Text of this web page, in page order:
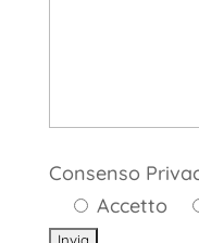
Consenso
Accetto